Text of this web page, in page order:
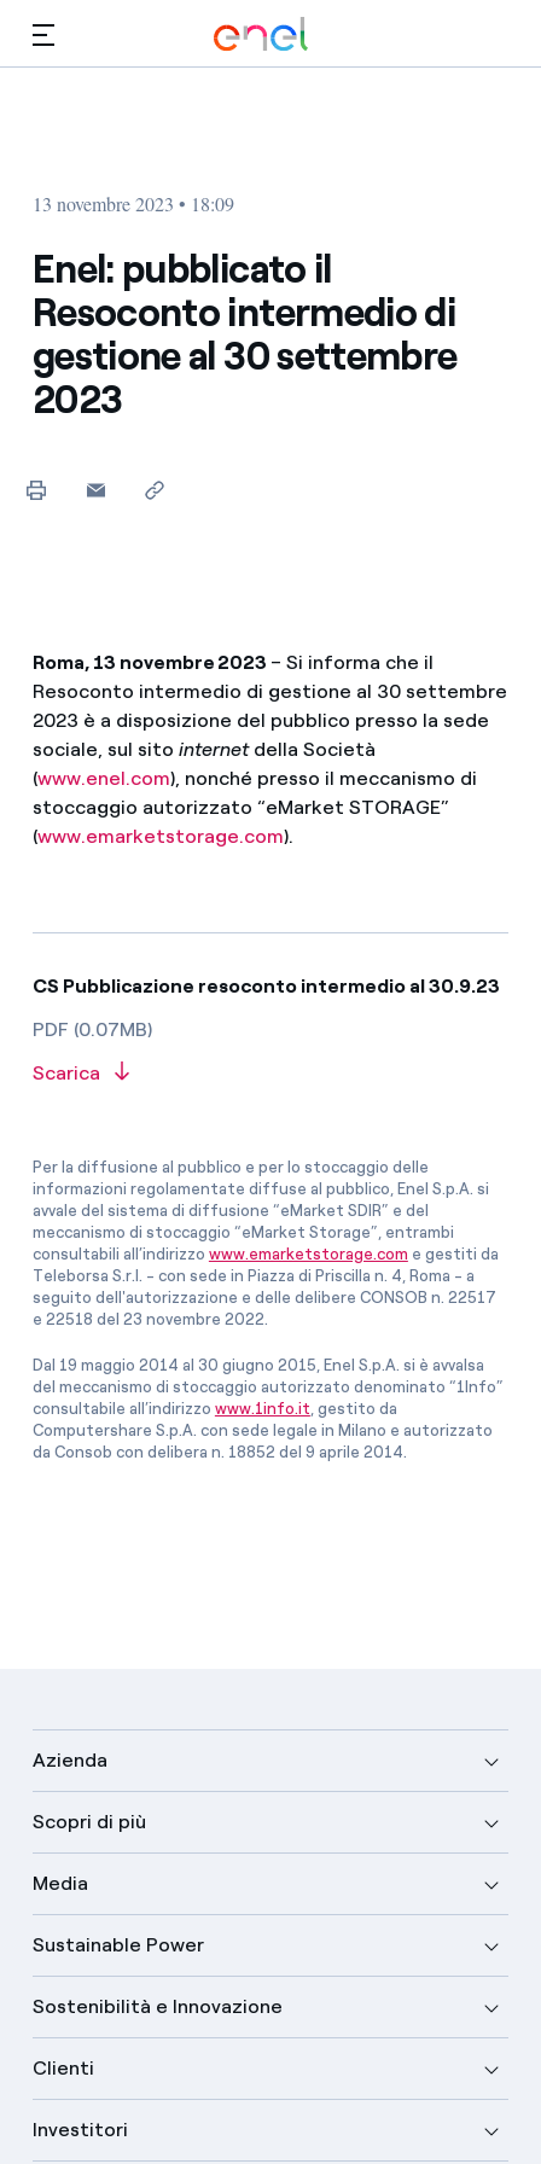
13 novembre 2023 • 18:09
Enel: pubblicato il
Resoconto intermedio di
gestione al 30 settembre
2023
Roma, 13 novembre 2023 – Si informa che il
Resoconto intermedio di gestione al 30 settembre
2023 è a disposizione del pubblico presso la sede
sociale, sul sito internetdella Società
(www.enel.com), nonché presso il meccanismo di
stoccaggio autorizzato “eMarket STORAGE”
(www.emarketstorage.com).
CS Pubblicazione resoconto intermedio al 30.9.23
PDF (0.07MB)
Scarica
Per la diffusione al pubblico e per lo stoccaggio delle
informazioni regolamentate diffuse al pubblico, Enel S.p.A. si
avvale del sistema di diffusione “eMarket SDIR” e del
meccanismo di stoccaggio “eMarket Storage”, entrambi
consultabili all’indirizzo www.emarketstorage.com e gestiti da
Teleborsa S.r.l. - con sede in Piazza di Priscilla n. 4, Roma - a
seguito dell'autorizzazione e delle delibere CONSOB n. 22517
e 22518 del 23 novembre 2022.
Dal 19 maggio 2014 al 30 giugno 2015, Enel S.p.A. si è avvalsa
del meccanismo di stoccaggio autorizzato denominato “1Info”
consultabile all’indirizzo www.1info.it, gestito da
Computershare S.p.A. con sede legale in Milano e autorizzato
da Consob con delibera n. 18852 del 9 aprile 2014.
Azienda
Scopri di più
Media
Sustainable Power
Sostenibilità e Innovazione
Clienti
Investitori